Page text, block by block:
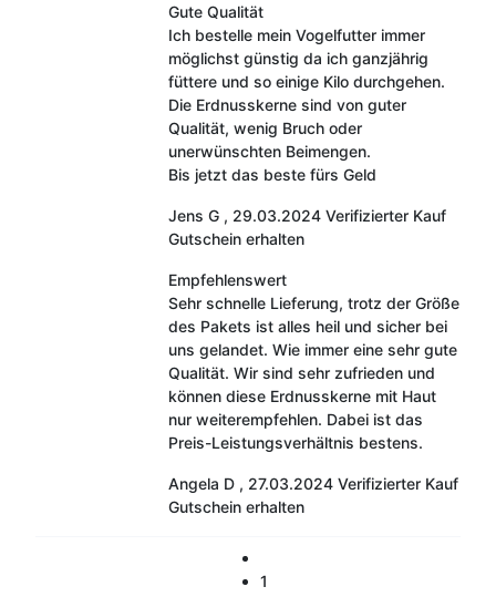
Gute Qualität
Ich bestelle mein Vogelfutter immer
möglichst günstig da ich ganzjährig
füttere und so einige Kilo durchgehen.
Die Erdnusskerne sind von guter
Qualität, wenig Bruch oder
unerwünschten Beimengen.
Bis jetzt das beste fürs Geld
Jens G , 29.03.2024 Verifizierter Kauf
Gutschein erhalten
Empfehlenswert
Sehr schnelle Lieferung, trotz der Größe
des Pakets ist alles heil und sicher bei
uns gelandet. Wie immer eine sehr gute
Qualität. Wir sind sehr zufrieden und
können diese Erdnusskerne mit Haut
nur weiterempfehlen. Dabei ist das
Preis-Leistungsverhältnis bestens.
Angela D , 27.03.2024 Verifizierter Kauf
Gutschein erhalten
1